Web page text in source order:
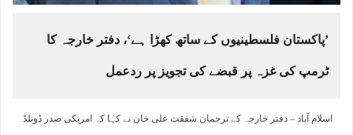
’پاکستان فلسطینیوں کے ساتھ کھڑا ہے‘، دفتر خارجہ کا
ٹرمپ کی غزہ پر قبضے کی تجویز پر ردعمل
اسلام آباد – دفتر خارجہ کے ترجمان شفقت علی خان نے کہا کہ امریکی صدر ڈونلڈ